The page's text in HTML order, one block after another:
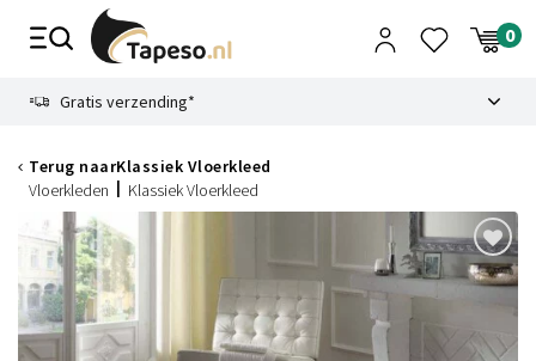
Gratis verzending*
Terug naarKlassiek Vloerkleed
Vloerkleden
Klassiek Vloerkleed